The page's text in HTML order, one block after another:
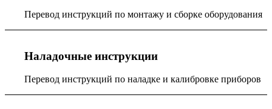
Перевод инструкций по монтажу и сборке оборудования
Наладочные инструкции
Перевод инструкций по наладке и калибровке приборов